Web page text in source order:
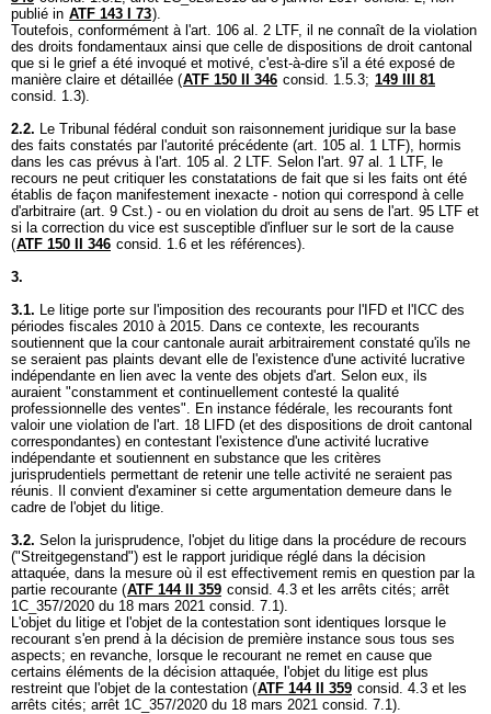
publié in ATF 143 I 73).
Toutefois, conformément à l'art. 106 al. 2 LTF, il ne connaît de la violation
des droits fondamentaux ainsi que celle de dispositions de droit cantonal
que si le grief a été invoqué et motivé, c'est-à-dire s'il a été exposé de
manière claire et détaillée (ATF 150 II 346 consid. 1.5.3; 149 III 81
consid. 1.3).
2.2. Le Tribunal fédéral conduit son raisonnement juridique sur la base
des faits constatés par l'autorité précédente (art. 105 al. 1 LTF), hormis
dans les cas prévus à l'art. 105 al. 2 LTF. Selon l'art. 97 al. 1 LTF, le
recours ne peut critiquer les constatations de fait que si les faits ont été
établis de façon manifestement inexacte - notion qui correspond à celle
d'arbitraire (art. 9 Cst.) - ou en violation du droit au sens de l'art. 95 LTF et
si la correction du vice est susceptible d'influer sur le sort de la cause
(ATF 150 II 346 consid. 1.6 et les références).
3.
3.1. Le litige porte sur l'imposition des recourants pour l'IFD et l'ICC des
périodes fiscales 2010 à 2015. Dans ce contexte, les recourants
soutiennent que la cour cantonale aurait arbitrairement constaté qu'ils ne
se seraient pas plaints devant elle de l'existence d'une activité lucrative
indépendante en lien avec la vente des objets d'art. Selon eux, ils
auraient "constamment et continuellement contesté la qualité
professionnelle des ventes". En instance fédérale, les recourants font
valoir une violation de l'art. 18 LIFD (et des dispositions de droit cantonal
correspondantes) en contestant l'existence d'une activité lucrative
indépendante et soutiennent en substance que les critères
jurisprudentiels permettant de retenir une telle activité ne seraient pas
réunis. Il convient d'examiner si cette argumentation demeure dans le
cadre de l'objet du litige.
3.2. Selon la jurisprudence, l'objet du litige dans la procédure de recours
("Streitgegenstand") est le rapport juridique réglé dans la décision
attaquée, dans la mesure où il est effectivement remis en question par la
partie recourante (ATF 144 II 359 consid. 4.3 et les arrêts cités; arrêt
1C_357/2020 du 18 mars 2021 consid. 7.1).
L'objet du litige et l'objet de la contestation sont identiques lorsque le
recourant s'en prend à la décision de première instance sous tous ses
aspects; en revanche, lorsque le recourant ne remet en cause que
certains éléments de la décision attaquée, l'objet du litige est plus
restreint que l'objet de la contestation (ATF 144 II 359 consid. 4.3 et les
arrêts cités; arrêt 1C_357/2020 du 18 mars 2021 consid. 7.1).